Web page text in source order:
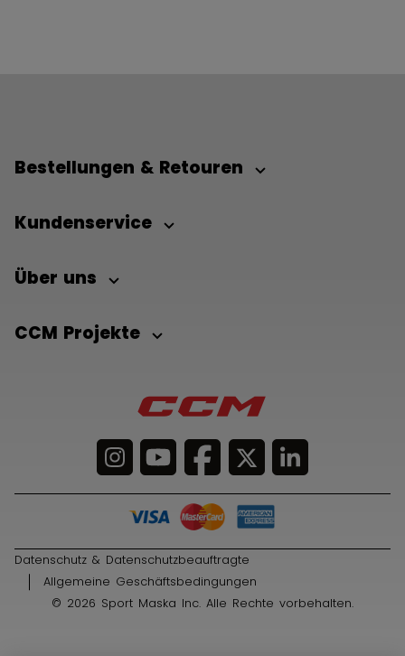
Bestellungen & Retouren
Kundenservice
Über uns
CCM Projekte
© 2026 Sport Maska Inc. Alle Rechte vorbehalten.
Datenschutz & Datenschutzbeauftragte
Allgemeine Geschäftsbedingungen